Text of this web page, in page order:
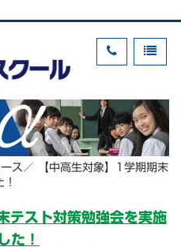
ス ／
【中高生対象】1学期期末
テスト対策勉強会を実施
た！